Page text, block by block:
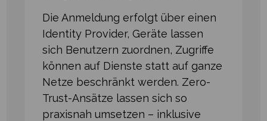
Die Anmeldung erfolgt über einen
Identity Provider, Geräte lassen
sich Benutzern zuordnen, Zugriffe
können auf Dienste statt auf ganze
Netze beschränkt werden. Zero-
Trust-Ansätze lassen sich so
praxisnah umsetzen – inklusive